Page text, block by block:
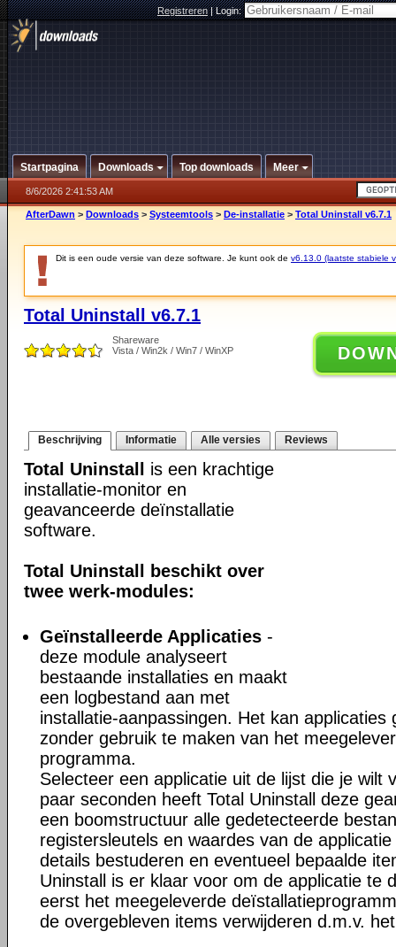
Registreren|Login:
Startpagina Downloads Top downloads Meer
8/6/2026 2:41:53 AM
AfterDawn > Downloads > Systeemtools > De-installatie > Total Uninstall v6.7.1
Dit is een oude versie van deze software. Je kunt ook de v6.13.0 (laatste stabiele
Total Uninstall v6.7.1
Shareware
Vista / Win2k / Win7 / WinXP
Beschrijving Informatie Alle versies Reviews
Total Uninstall
is een krachtige
installatie-monitor en
geavanceerde deïnstallatie
software.
Total Uninstall beschikt over
twee werk-modules:
Geïnstalleerde Applicaties -
deze module analyseert
bestaande installaties en maakt
een logbestand aan met
installatie-aanpassingen. Het kan applicaties
zonder gebruik te maken van het
programma.
Selecteer een applicatie uit de lijst die je wilt
paar seconden heeft Total Uninstall deze
een boomstructuur alle gedetecteerde
registersleutels en waardes van de
details bestuderen en eventueel bepaalde
Uninstall is er klaar voor om de applicatie te
eerst het meegeleverde
de overgebleven items verwijderen d.m.v.